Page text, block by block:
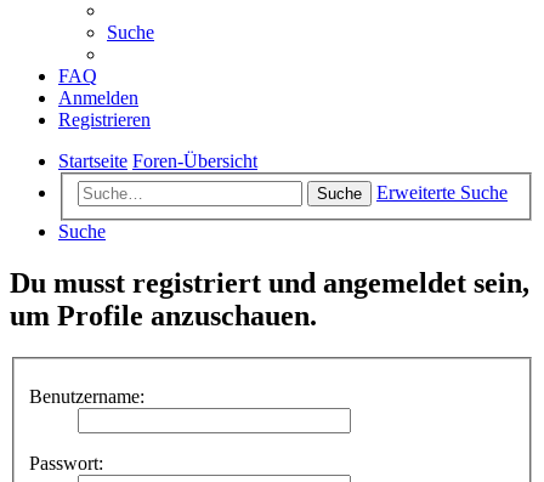
Suche
FAQ
Anmelden
Registrieren
Startseite Foren-Übersicht
Suche
Erweiterte Suche
Suche
Du musst registriert und angemeldet sein,
um Profile anzuschauen.
Benutzername:
Passwort: